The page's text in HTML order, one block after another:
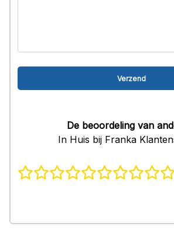
De beoordeling van
In Huis bij Franka